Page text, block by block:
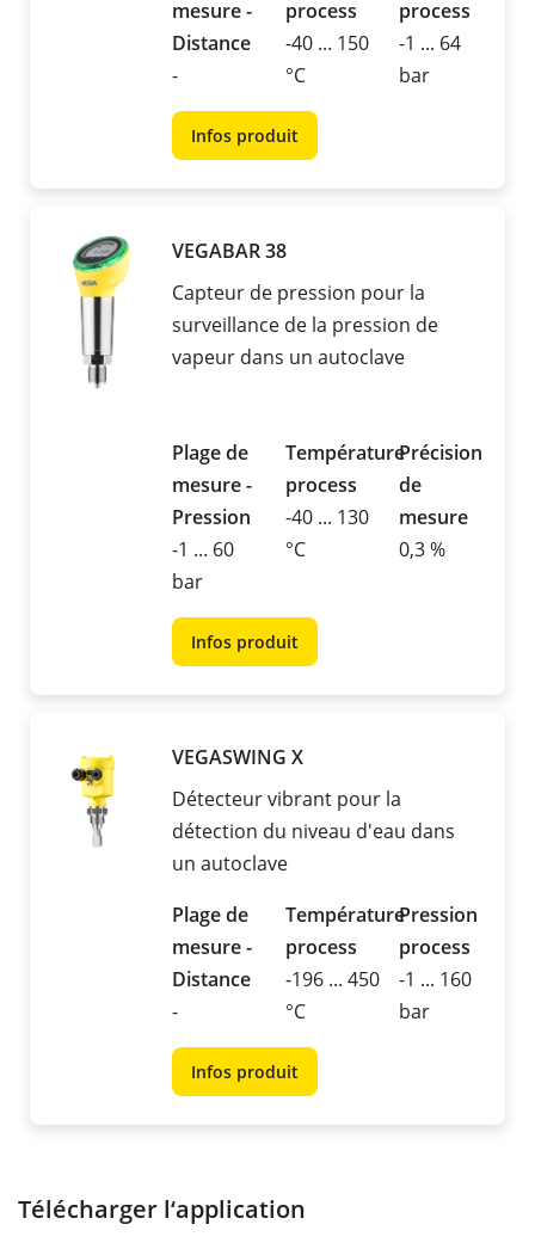
mesure -
Distance
-
process
-40 ... 150
°C
process
-1 ... 64
bar
Infos produit
VEGABAR 38
Capteur de pression pour la
surveillance de la pression de
vapeur dans un autoclave
Plage de
mesure -
Pression
-1 ... 60
bar
Température
process
-40 ... 130
°C
Précision
de
mesure
0,3 %
Infos produit
VEGASWING X
Détecteur vibrant pour la
détection du niveau d'eau dans
un autoclave
Plage de
mesure -
Distance
-
Température
process
-196 ... 450
°C
Pression
process
-1 ... 160
bar
Infos produit
Télécharger l‘application